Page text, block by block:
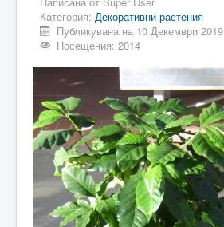
Категория: Декоративни растения
Публикувана на 10 Декември 2019
Посещения: 2014